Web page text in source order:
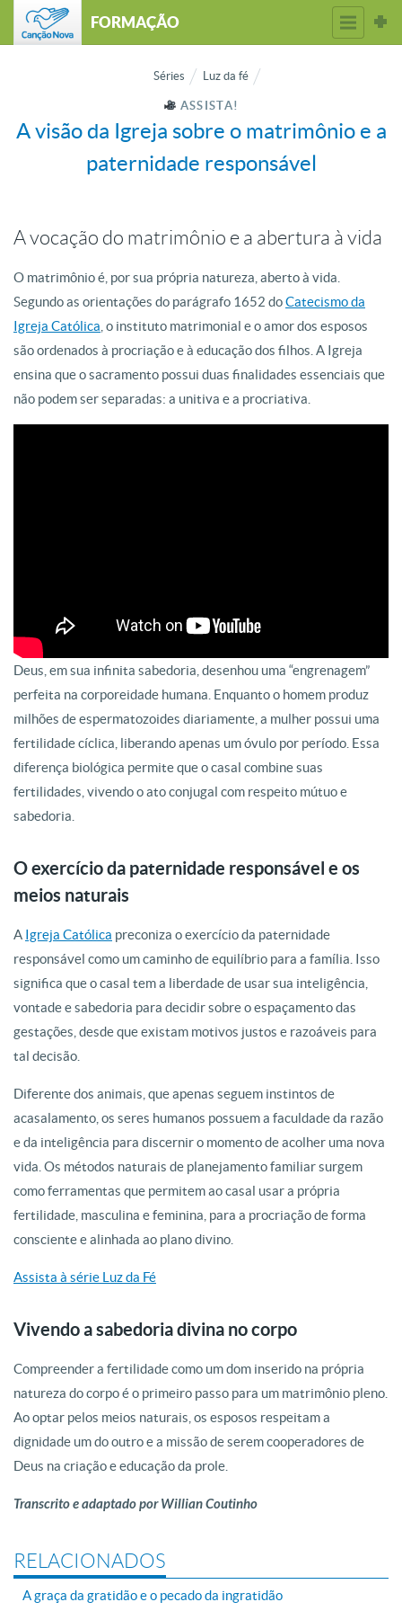
FORMAÇÃO
Séries Luz da fé
ASSISTA!
A visão da Igreja sobre o matrimônio e a
paternidade responsável
A vocação do matrimônio e a abertura à vida
O matrimônio é, por sua própria natureza, aberto à vida.
Segundo as orientações do parágrafo 1652 doCatecismo da
Igreja Católica , o instituto matrimonial e o amor dos esposos
são ordenados à procriação e à educação dos filhos. A Igreja
ensina que o sacramento possui duas finalidades essenciais que
não podem ser separadas: a unitiva e a procriativa.
Deus, em sua infinita sabedoria, desenhou uma “engrenagem”
perfeita na corporeidade humana. Enquanto o homem produz
milhões de espermatozoides diariamente, a mulher possui uma
fertilidade cíclica, liberando apenas um óvulo por período. Essa
diferença biológica permite que o casal combine suas
fertilidades, vivendo o ato conjugal com respeito mútuo e
sabedoria.
O exercício da paternidade responsável e os
meios naturais
A Igreja Católica preconiza o exercício da paternidade
responsável como um caminho de equilíbrio para a família. Isso
significa que o casal tem a liberdade de usar sua inteligência,
vontade e sabedoria para decidir sobre o espaçamento das
gestações, desde que existam motivos justos e razoáveis para
tal decisão.
Diferente dos animais, que apenas seguem instintos de
acasalamento, os seres humanos possuem a faculdade da razão
e da inteligência para discernir o momento de acolher uma nova
vida. Os métodos naturais de planejamento familiar surgem
como ferramentas que permitem ao casal usar a própria
fertilidade, masculina e feminina, para a procriação de forma
consciente e alinhada ao plano divino.
Assista à série Luz da Fé
Vivendo a sabedoria divina no corpo
Compreender a fertilidade como um dom inserido na própria
natureza do corpo é o primeiro passo para um matrimônio pleno.
Ao optar pelos meios naturais, os esposos respeitam a
dignidade um do outro e a missão de serem cooperadores de
Deus na criação e educação da prole.
Transcrito e adaptado por Willian Coutinho
RELACIONADOS
A graça da gratidão e o pecado da ingratidão